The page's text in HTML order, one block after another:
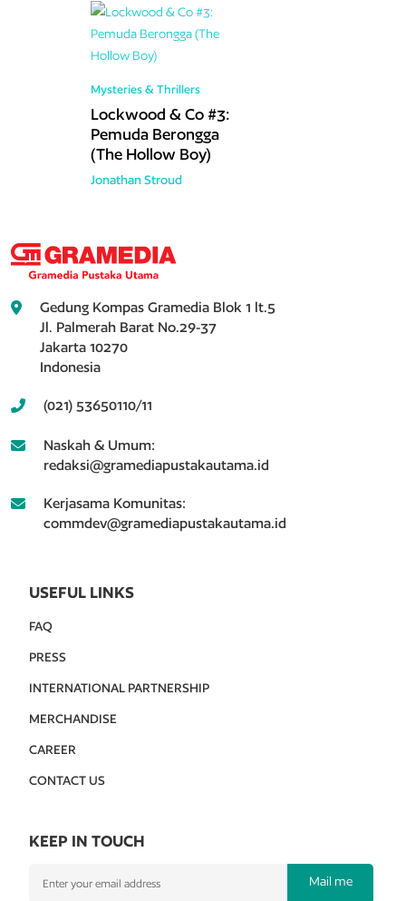
Mysteries & Thrillers
Lockwood & Co #3:
Pemuda Berongga
(The Hollow Boy)
Jonathan Stroud
Gedung Kompas Gramedia Blok 1 lt.5
Jl. Palmerah Barat No.29-37
Jakarta 10270
Indonesia
(021) 53650110/11
Naskah & Umum:
redaksi@gramediapustakautama.id
Kerjasama Komunitas:
commdev@gramediapustakautama.id
USEFUL LINKS
FAQ
PRESS
INTERNATIONAL PARTNERSHIP
MERCHANDISE
CAREER
CONTACT US
KEEP IN TOUCH
Mail me